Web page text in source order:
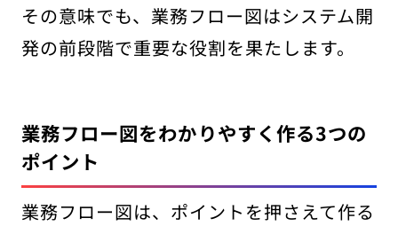
その意味でも、業務フロー図はシステム開
発の前段階で重要な役割を果たします。
業務フロー図をわかりやすく作る3つの
ポイント
業務フロー図は、ポイントを押さえて作る